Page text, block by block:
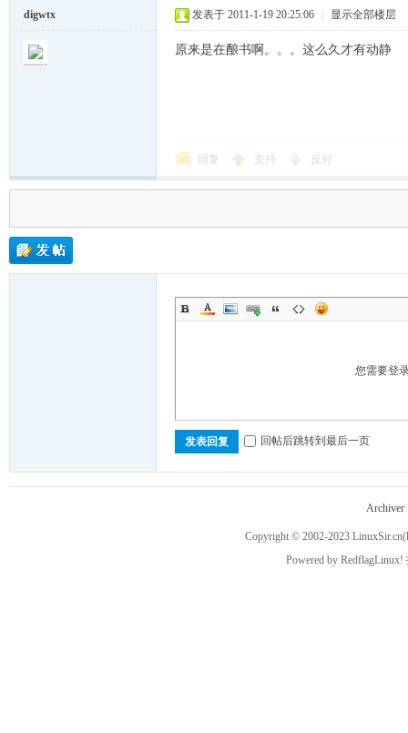
digwtx 发表于 2011-1-19 20:25:06 显示全部楼层
原来是在酿书啊。。。这么久才有动静
回复 支持 反对
您需要登
发表回复 回帖后跳转到最后一页
Archiver
Copyright © 2002-2023 LinuxSir.cn
Powered by RedflagLinux!